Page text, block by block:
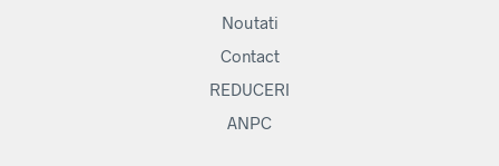
Noutati
Contact
REDUCERI
ANPC